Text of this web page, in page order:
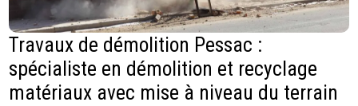
Travaux de démolition Pessac :
spécialiste en démolition et recyclage
matériaux avec mise à niveau du terrain